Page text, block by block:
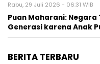
Rabu, 29 Juli 2026 - 06:31 WIB
Puan Maharani:
Generasi karena Anak
BERITA TERBARU